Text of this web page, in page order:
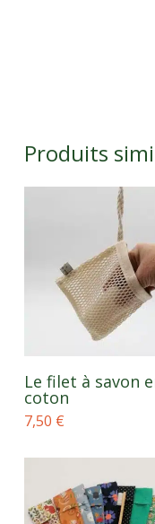
Produits
AJOUTER AU
Le filet à savon
coton
7,50 €